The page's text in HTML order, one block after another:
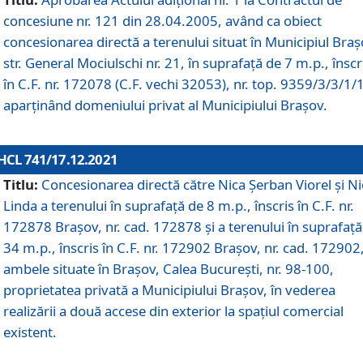
concesiune nr. 121 din 28.04.2005, având ca obiect
concesionarea directă a terenului situat în Municipiul
str. General Mociulschi nr. 21, în suprafață de 7 m.p.,
în C.F. nr. 172078 (C.F. vechi 32053), nr. top. 9359/3/3/1/
aparținând domeniului privat al Municipiului Brașov.
741/17.12.2021
Titlu: Concesionarea directă către Nica Șerban Viorel și
Linda a terenului în suprafață de 8 m.p., înscris în C.F. nr.
172878 Brașov, nr. cad. 172878 și a terenului în
34 m.p., înscris în C.F. nr. 172902 Brașov, nr. cad.
ambele situate în Brașov, Calea București, nr. 98-100,
proprietatea privată a Municipiului Brașov, în vederea
realizării a două accese din exterior la spațiul comercial
existent.